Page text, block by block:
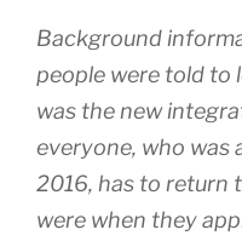
Background
people were told to
was the new
everyone, who was
2016, has to return
were when they